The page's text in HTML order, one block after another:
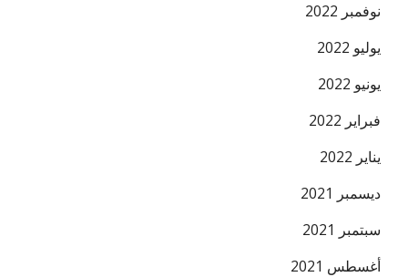
نوفمبر 2022
يوليو 2022
يونيو 2022
فبراير 2022
يناير 2022
ديسمبر 2021
سبتمبر 2021
أغسطس 2021